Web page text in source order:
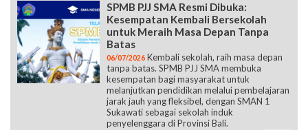
SPMB PJJ SMA Resmi Dibuka:
Kesempatan Kembali Bersekolah
untuk Meraih Masa Depan Tanpa
Batas
06/07/2026 Kembali sekolah, raih masa depan
tanpa batas. SPMB PJJ SMA membuka
kesempatan bagi masyarakat untuk
melanjutkan pendidikan melalui pembelajaran
jarak jauh yang fleksibel, dengan SMAN 1
Sukawati sebagai sekolah induk
penyelenggara di Provinsi Bali.